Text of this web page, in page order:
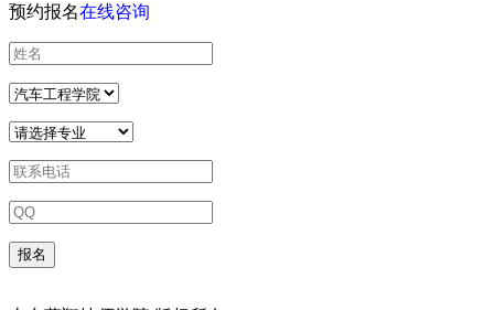
预约报名在线咨询